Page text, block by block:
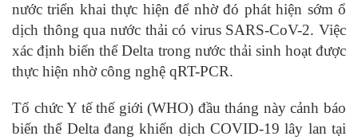
nước triển khai thực hiện để nhờ đó phát hiện sớm ổ
dịch thông qua nước thải có virus SARS-CoV-2. Việc
xác định biến thể Delta trong nước thải sinh hoạt được
thực hiện nhờ công nghệ qRT-PCR.
Tổ chức Y tế thế giới (WHO) đầu tháng này cảnh báo
biến thể Delta đang khiến dịch COVID-19 lây lan tại